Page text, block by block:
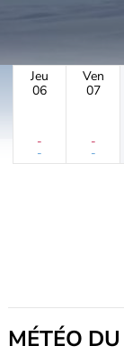
Jeu
06
-
-
Ven
07
-
-
MÉTÉO